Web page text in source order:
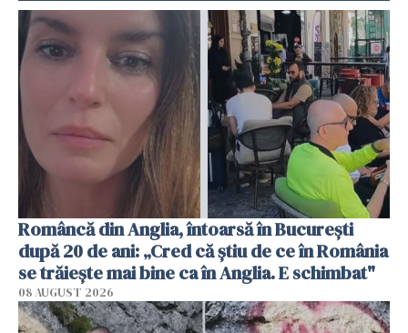
Româncă din Anglia, întoarsă în București
după 20 de ani: „Cred că știu de ce în România
se trăiește mai bine ca în Anglia. E schimbat"
08 AUGUST 2026